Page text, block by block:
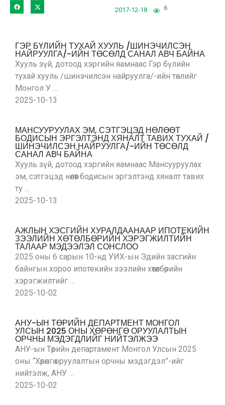
2017-12-18 6
ГЭР БҮЛИЙН ТУХАЙ ХУУЛЬ /ШИНЭЧИЛСЭН
НАЙРУУЛГА/-ИЙН ТӨСӨЛД САНАЛ АВЧ БАЙНА
Хууль зүй, дотоод хэргийн яамнаас Гэр бүлийн
тухай хууль /шинэчилсэн найруулга/-ийн төслийг
Монгол У …
2025-10-13
МАНСУУРУУЛАХ ЭМ, СЭТГЭЦЭД НӨЛӨӨТ
БОДИСЫН ЭРГЭЛТЭНД ХЯНАЛТ ТАВИХ ТУХАЙ /
ШИНЭЧИЛСЭН НАЙРУУЛГА/-ИЙН ТӨСӨЛД
САНАЛ АВЧ БАЙНА
Хууль зүй, дотоод хэргийн яамнаас Мансууруулах
эм, сэтгэцэд нөлөөт бодисын эргэлтэнд хяналт тавих
ту …
2025-10-13
АЖЛЫН ХЭСГИЙН ХУРАЛДААНААР ИПОТЕКИЙН
ЗЭЭЛИЙН ХӨТӨЛБӨРИЙН ХЭРЭГЖИЛТИЙН
ТАЛААР МЭДЭЭЛЭЛ СОНСЛОО
2025 оны 6 сарын 10-нд УИХ-ын Эдийн засгийн
байнгын хороо ипотекийн зээлийн хөтөлбөрийн
хэрэгжилтийг …
2025-10-02
АНУ-ЫН ТӨРИЙН ДЕПАРТМЕНТ МОНГОЛ
УЛСЫН 2025 ОНЫ ХӨРӨНГӨ ОРУУЛАЛТЫН
ОРЧНЫ МЭДЭГДЛИЙГ НИЙТЭЛЖЭЭ
АНУ-ын Төрийн департамент Монгол Улсын 2025
оны “Хөрөнгө оруулалтын орчны мэдэгдэл”-ийг
нийтэлж, АНУ …
2025-10-02